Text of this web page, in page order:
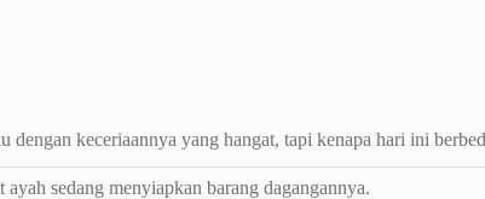
keceriaannya yang hangat, tapi kenapa hari ini
sedang menyiapkan barang dagangannya.